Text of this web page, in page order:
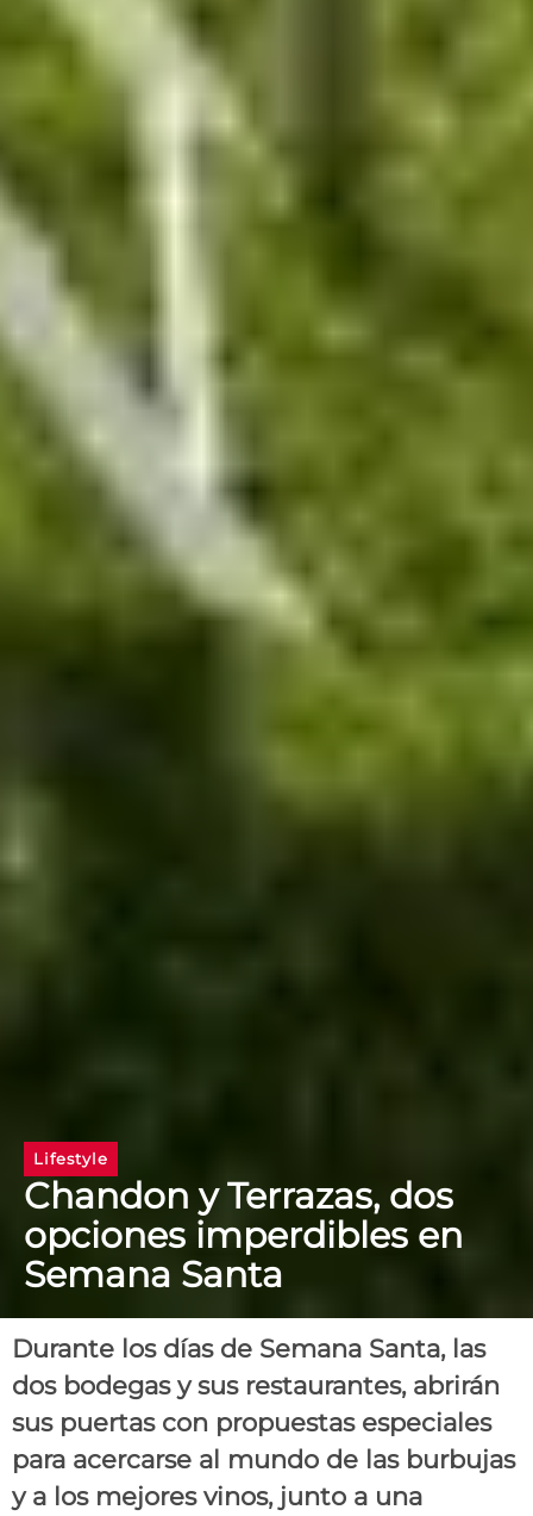
Lifestyle
Chandon y Terrazas, dos
opciones imperdibles en
Semana Santa
Durante los días de Semana Santa, las
dos bodegas y sus restaurantes, abrirán
sus puertas con propuestas especiales
para acercarse al mundo de las burbujas
y a los mejores vinos, junto a una